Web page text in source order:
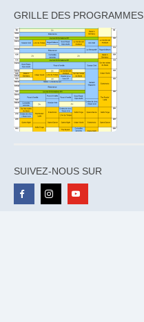
GRILLE DES PROGRAMMES
SUIVEZ-NOUS SUR